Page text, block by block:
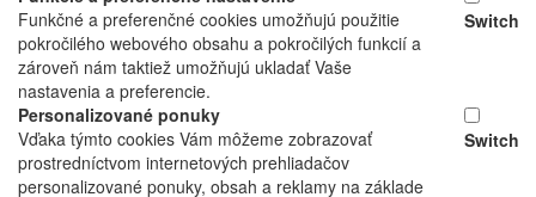
Funkčné a preferenčné cookies umožňujú použitie
pokročilého webového obsahu a pokročilých funkcií a
zároveň nám taktiež umožňujú ukladať Vaše
nastavenia a preferencie.
Switch
Personalizované ponuky
Vďaka týmto cookies Vám môžeme zobrazovať
prostredníctvom internetových prehliadačov
personalizované ponuky, obsah a reklamy na základe
Switch